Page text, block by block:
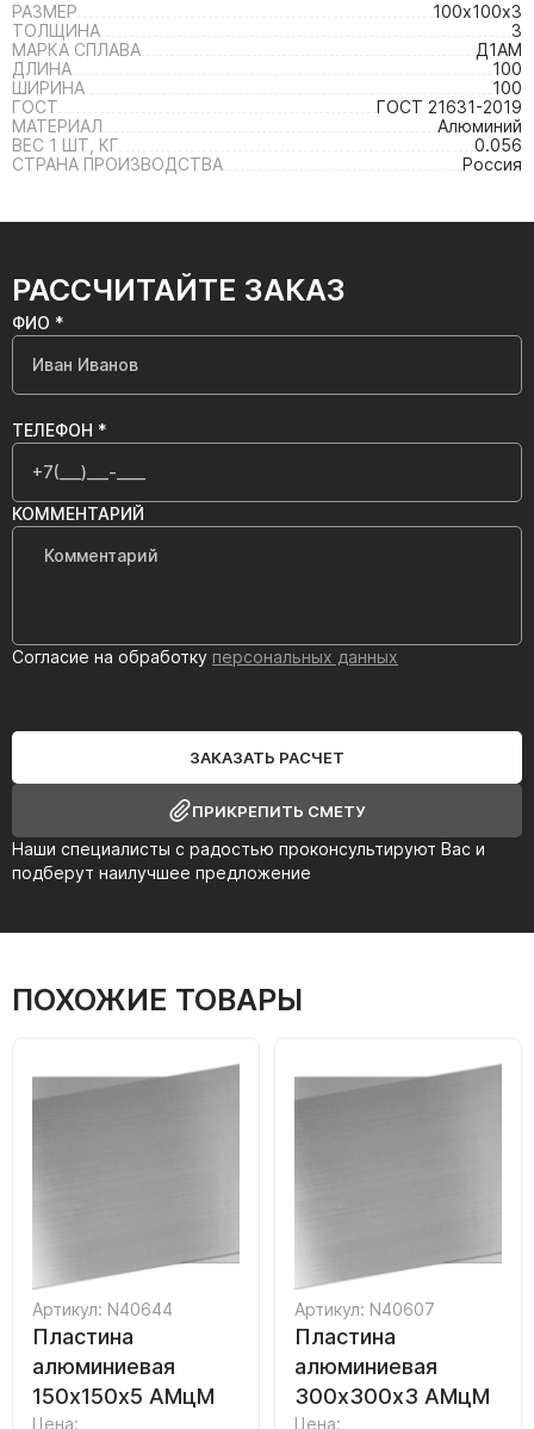
РАЗМЕР
100х100х3
ТОЛЩИНА
3
МАРКА СПЛАВА
Д1АМ
ДЛИНА
100
ШИРИНА
100
ГОСТ
ГОСТ 21631-2019
МАТЕРИАЛ
Алюминий
ВЕС 1 ШТ, КГ
0.056
СТРАНА ПРОИЗВОДСТВА
Россия
РАССЧИТАЙТЕ ЗАКАЗ
Наши специалисты с радостью проконсультируют Вас и
подберут наилучшее предложение
ФИО *
ТЕЛЕФОН *
КОММЕНТАРИЙ
Согласие на обработку персональных данных
ЗАКАЗАТЬ РАСЧЕТ
ПРИКРЕПИТЬ СМЕТУ
ПОХОЖИЕ ТОВАРЫ
Артикул: N40644
Пластина
алюминиевая
150х150х5 АМцМ
Цена:
Артикул: N40607
Пластина
алюминиевая
300х300х3 АМцМ
Цена: